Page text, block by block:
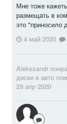
Мне тоже
размещать в
это "приносило
4 май 2020
Alekssandr
диски в авто
29 апр 2020